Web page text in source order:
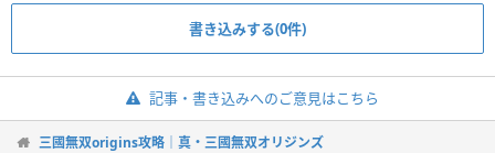
書き込みする(0件)
記事・書き込みへのご意見はこちら
三國無双origins攻略｜真・三國無双オリジンズ